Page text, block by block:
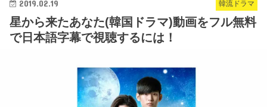
韓流ドラマ
2019.02.19
星から来たあなた(韓国ドラマ)動画をフル無料
で日本語字幕で視聴するには！